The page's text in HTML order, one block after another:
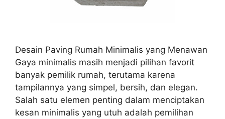
Desain Paving Rumah Minimalis yang Menawan
Gaya minimalis masih menjadi pilihan favorit
banyak pemilik rumah, terutama karena
tampilannya yang simpel, bersih, dan elegan.
Salah satu elemen penting dalam menciptakan
kesan minimalis yang utuh adalah pemilihan